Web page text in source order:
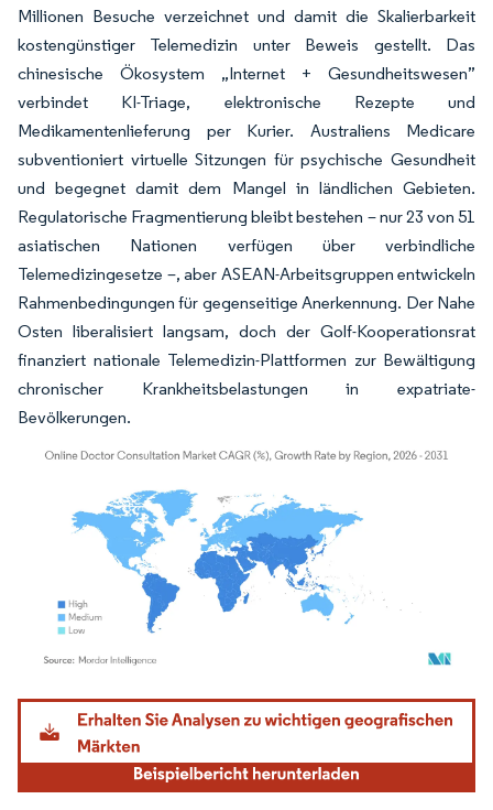
Millionen Besuche verzeichnet und damit die Skalierbarkeit
kostengünstiger Telemedizin unter Beweis gestellt. Das
chinesische Ökosystem „Internet + Gesundheitswesen”
verbindet KI-Triage, elektronische Rezepte und
Medikamentenlieferung per Kurier. Australiens Medicare
subventioniert virtuelle Sitzungen für psychische Gesundheit
und begegnet damit dem Mangel in ländlichen Gebieten.
Regulatorische Fragmentierung bleibt bestehen – nur 23 von 51
asiatischen Nationen verfügen über verbindliche
Telemedizingesetze –, aber ASEAN-Arbeitsgruppen entwickeln
Rahmenbedingungen für gegenseitige Anerkennung. Der Nahe
Osten liberalisiert langsam, doch der Golf-Kooperationsrat
finanziert nationale Telemedizin-Plattformen zur Bewältigung
chronischer Krankheitsbelastungen in expatriate-
Bevölkerungen.
Bild © Mordor Intelligence. Wiederverwendung erfordert Namensnennung gemäß